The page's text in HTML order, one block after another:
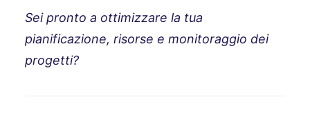
Sei pronto a ottimizzare la tua
pianificazione, risorse e monitoraggio dei
progetti?